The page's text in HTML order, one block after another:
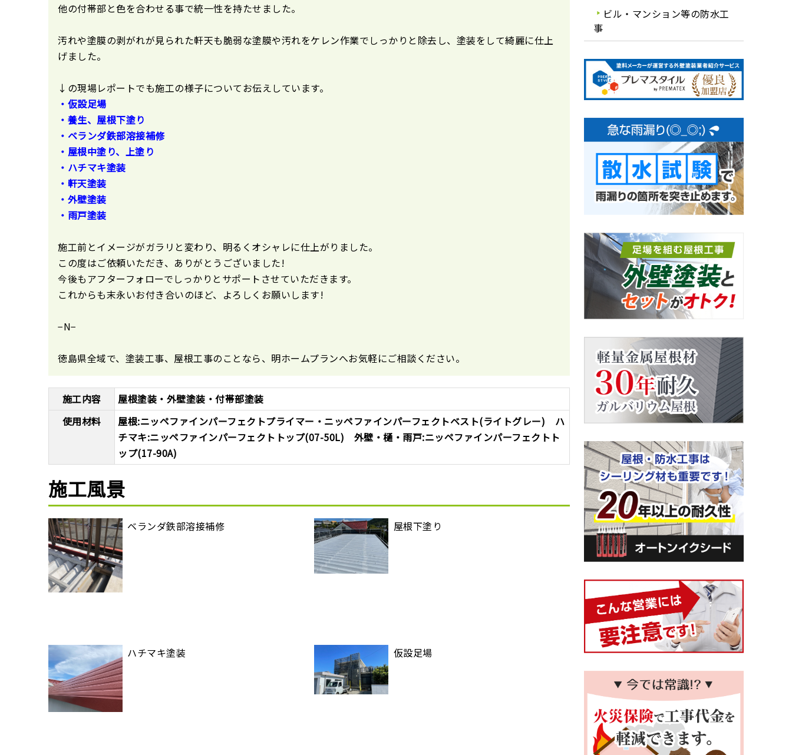
他の付帯部と色を合わせる事で統一性を持たせました。
汚れや塗膜の剥がれが見られた軒天も脆弱な塗膜や汚れをケレン作業でしっかりと除去し、塗装をして綺麗に仕上
げました。
↓の現場レポートでも施工の様子についてお伝えしています。
・仮設足場
・養生、屋根下塗り
・ベランダ鉄部溶接補修
・屋根中塗り、上塗り
・ハチマキ塗装
・軒天塗装
・外壁塗装
・雨戸塗装
施工前とイメージがガラリと変わり、明るくオシャレに仕上がりました。
この度はご依頼いただき、ありがとうございました!
今後もアフターフォローでしっかりとサポートさせていただきます。
これからも末永いお付き合いのほど、よろしくお願いします!
−N−
徳島県全域で、塗装工事、屋根工事のことなら、明ホームプランへお気軽にご相談ください。
施工内容
屋根塗装・外壁塗装・付帯部塗装
使用材料
屋根:ニッペファインパーフェクトプライマー・ニッペファインパーフェクトベスト(ライトグレー) ハ
チマキ:ニッペファインパーフェクトトップ(07-50L) 外壁・樋・雨戸:ニッペファインパーフェクトト
ップ(17-90A)
施工風景
ベランダ鉄部溶接補修 屋根下塗り
ハチマキ塗装 仮設足場
ビル・マンション等の防水工
事